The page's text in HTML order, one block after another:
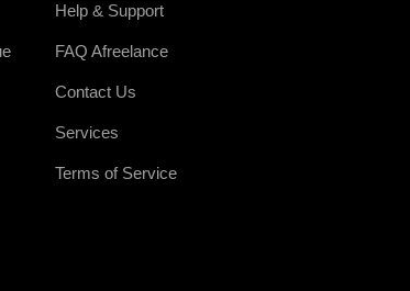
Help & Support
FAQ Afreelance
Contact Us
Services
Terms of Service